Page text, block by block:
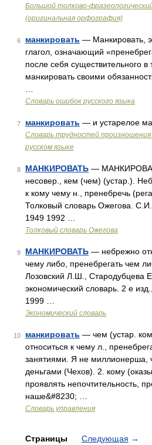
Большой толково-
(оригинальная орфография)
6 манкировать — Манкировать,
глагол, означающий
после себя существительного
манкировать своими
Словарь ошибок русского языка
7 манкировать — и устарелое
Словарь трудностей произношения
русском языке
8 МАНКИРОВАТЬ —
несовер., кем (чем) (устар.).
к кому чему н., пренебречь
Толковый словарь Ожегова.
1949 1992 …
Толковый словарь Ожегова
9 МАНКИРОВАТЬ — небрежно
чему либо, пренебрегать чем
Лозовский Л.Ш., Стародубцева
экономический словарь. 2 е
1999 …
Экономический словарь
10 манкировать — чем (устар.
относиться к чему л.,
занятиями. Я не миллионерша,
деньгами (Чехов). 2. кому
проявлять непочтительность,
наше&#8230; …
Словарь управления
Страницы Следующая →